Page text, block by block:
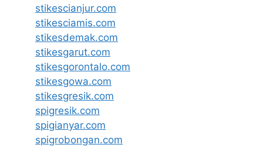
stikescianjur.com
stikesciamis.com
stikesdemak.com
stikesgarut.com
stikesgorontalo.com
stikesgowa.com
stikesgresik.com
spigresik.com
spigianyar.com
spigrobongan.com